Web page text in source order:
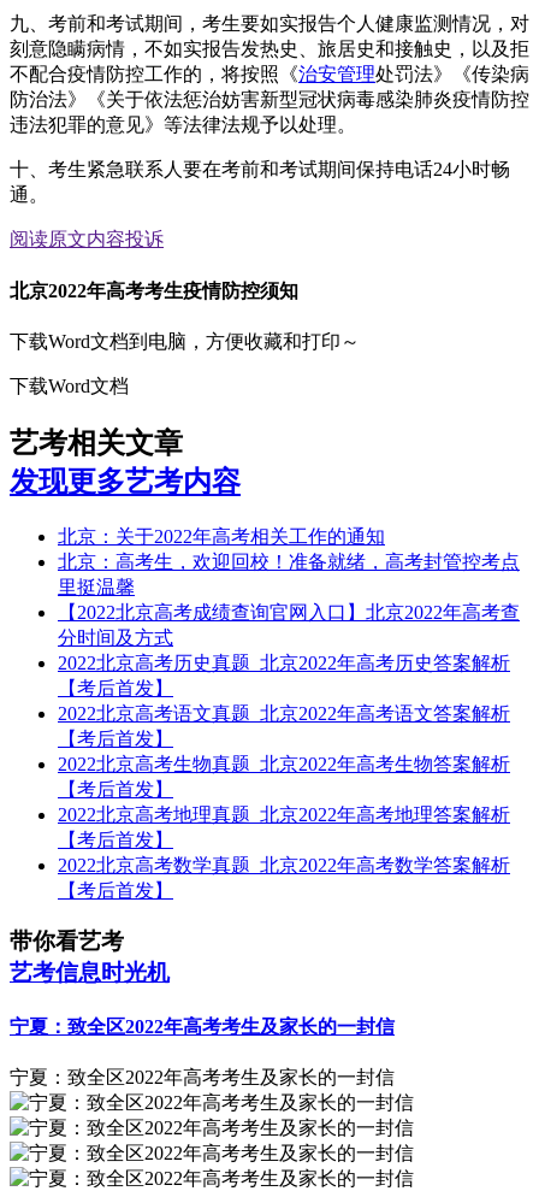
九、考前和考试期间，考生要如实报告个人健康监测情况，对
刻意隐瞒病情，不如实报告发热史、旅居史和接触史，以及拒
不配合疫情防控工作的，将按照《治安管理处罚法》《传染病
防治法》《关于依法惩治妨害新型冠状病毒感染肺炎疫情防控
违法犯罪的意见》等法律法规予以处理。
十、考生紧急联系人要在考前和考试期间保持电话24小时畅
通。
阅读原文内容投诉
北京2022年高考考生疫情防控须知
下载Word文档到电脑，方便收藏和打印～
下载Word文档
艺考相关文章
发现更多艺考内容
北京：关于2022年高考相关工作的通知
北京：高考生，欢迎回校！准备就绪，高考封管控考点
里挺温馨
【2022北京高考成绩查询官网入口】北京2022年高考查
分时间及方式
2022北京高考历史真题_北京2022年高考历史答案解析
【考后首发】
2022北京高考语文真题_北京2022年高考语文答案解析
【考后首发】
2022北京高考生物真题_北京2022年高考生物答案解析
【考后首发】
2022北京高考地理真题_北京2022年高考地理答案解析
【考后首发】
2022北京高考数学真题_北京2022年高考数学答案解析
【考后首发】
带你看艺考
艺考信息时光机
宁夏：致全区2022年高考考生及家长的一封信
宁夏：致全区2022年高考考生及家长的一封信